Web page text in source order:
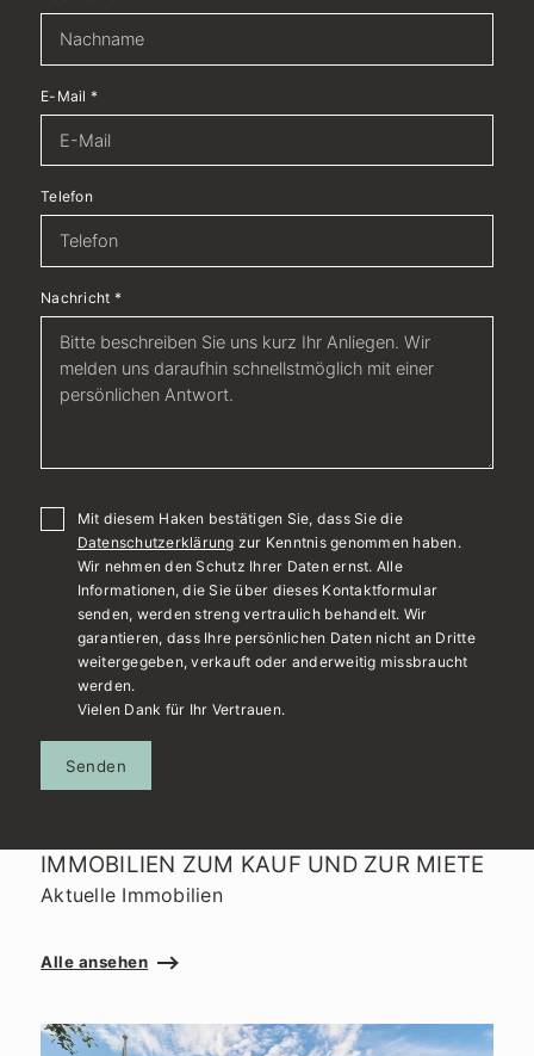
E-Mail *
Telefon
Nachricht *
Mit diesem Haken bestätigen Sie, dass Sie die
Datenschutzerklärung zur Kenntnis genommen haben.
Wir nehmen den Schutz Ihrer Daten ernst. Alle
Informationen, die Sie über dieses Kontaktformular
senden, werden streng vertraulich behandelt. Wir
garantieren, dass Ihre persönlichen Daten nicht an Dritte
weitergegeben, verkauft oder anderweitig missbraucht
werden.
Vielen Dank für Ihr Vertrauen.
Senden
IMMOBILIEN ZUM KAUF UND ZUR MIETE
Aktuelle Immobilien
Alle ansehen